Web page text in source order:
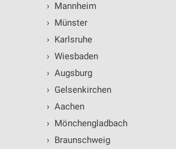
› Mannheim
› Münster
› Karlsruhe
› Wiesbaden
› Augsburg
› Gelsenkirchen
› Aachen
› Mönchengladbach
› Braunschweig